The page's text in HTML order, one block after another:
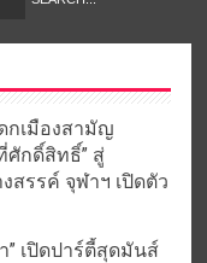
กเมืองสามัญ
ศักดิ์สิทธิ์” สู่
สรรค์ จุฬาฯ เปิดตัว
” เปิดปาร์ตี้สุดมันส์